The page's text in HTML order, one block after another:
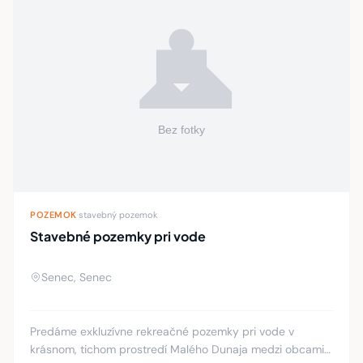
POZEMOK stavebný pozemok
Stavebné pozemky pri vode
Senec, Senec
Predáme exkluzívne rekreačné pozemky pri vode v
krásnom, tichom prostredí Malého Dunaja medzi obcami